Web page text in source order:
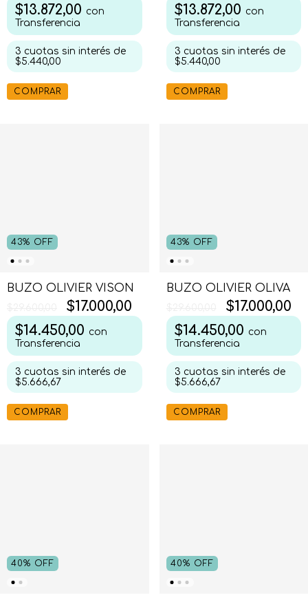
$13.872,00 con
Transferencia
3 cuotas sin interés de
$5.440,00
COMPRAR
$13.872,00 con
Transferencia
3 cuotas sin interés de
$5.440,00
COMPRAR
43% OFF
BUZO OLIVIER VISON
$17.000,00
$14.450,00 con
Transferencia
3 cuotas sin interés de
$5.666,67
COMPRAR
43% OFF
BUZO OLIVIER OLIVA
$17.000,00
$14.450,00 con
Transferencia
3 cuotas sin interés de
$5.666,67
COMPRAR
40% OFF 40% OFF